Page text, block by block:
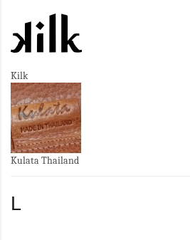
Kilk
Kulata Thailand
L